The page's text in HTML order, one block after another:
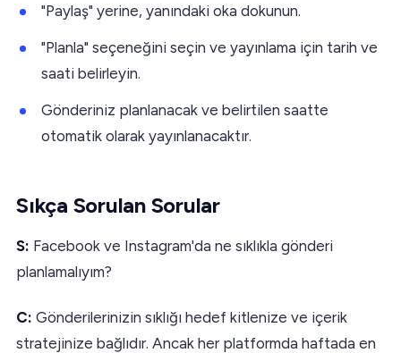
"Paylaş" yerine, yanındaki oka dokunun.
"Planla" seçeneğini seçin ve yayınlama için tarih ve
saati belirleyin.
Gönderiniz planlanacak ve belirtilen saatte
otomatik olarak yayınlanacaktır.
Sıkça Sorulan Sorular
S: Facebook ve Instagram'da ne sıklıkla gönderi
planlamalıyım?
C: Gönderilerinizin sıklığı hedef kitlenize ve içerik
stratejinize bağlıdır. Ancak her platformda haftada en